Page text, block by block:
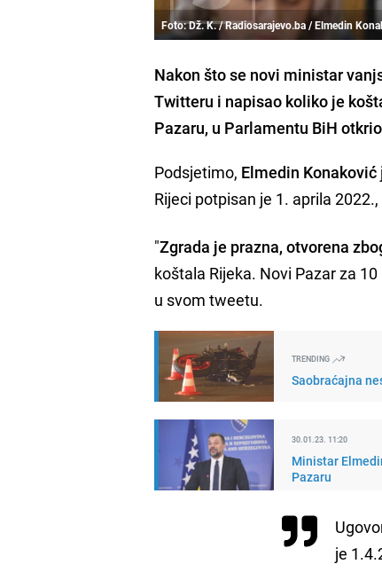
Foto: Dž. K. / Radiosarajevo.ba / Elmedin
Nakon što se novi ministar
Twitteru i napisao koliko je
Pazaru, u Parlamentu BiH
Podsjetimo, Elmedin Konaković
Rijeci potpisan je 1. aprila
"Zgrada je prazna, otvorena
koštala Rijeka. Novi Pazar za
u svom tweetu.
TRENDING
Saobraćajna
30.01.23. 11:20
Ministar
Pazaru
je